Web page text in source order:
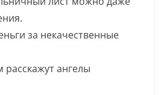
за некачественные
ангелы